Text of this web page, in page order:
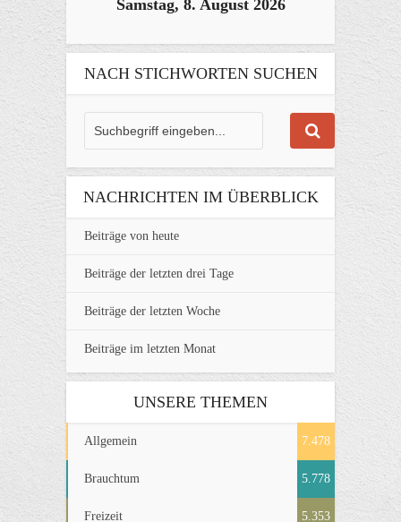
Samstag, 8. August 2026
NACH STICHWORTEN SUCHEN
NACHRICHTEN IM ÜBERBLICK
Beiträge von heute
Beiträge der letzten drei Tage
Beiträge der letzten Woche
Beiträge im letzten Monat
UNSERE THEMEN
Allgemein 7.478
Brauchtum 5.778
Freizeit 5.353